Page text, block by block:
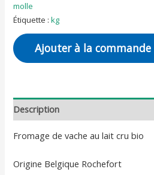
molle
Étiquette :kg
Ajouter à la commande
Description
Fromage de vache au lait cru bio
Origine Belgique Rochefort